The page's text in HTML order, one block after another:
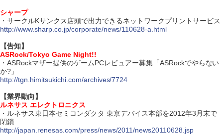
シャープ
・サークルKサンクス店頭で出力できるネットワークプリントサービス
http://www.sharp.co.jp/corporate/news/110628-a.html
【告知】
ASRock/Tokyo Game Night!!
・ASRockマザー提供のゲームPCレビュアー募集「ASRockでやらない
か?」
http://tgn.himitsukichi.com/archives/7724
【業界動向】
ルネサス エレクトロニクス
・ルネサス東日本セミコンダクタ 東京デバイス本部を2012年3月末で
閉鎖
http://japan.renesas.com/press/news/2011/news20110628.jsp